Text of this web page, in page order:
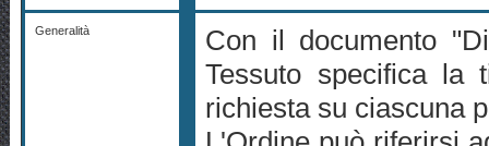
Generalità
Con il documento
Tessuto specifica la
richiesta su ciascuna